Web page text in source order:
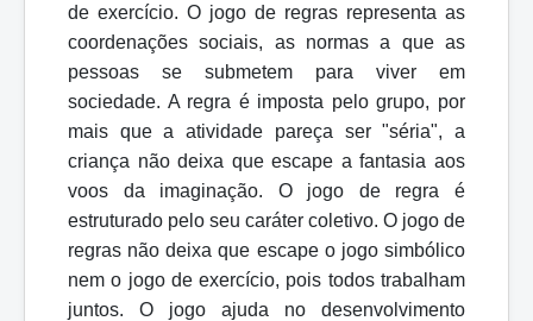
de exercício. O jogo de regras representa as
coordenações sociais, as normas a que as
pessoas se submetem para viver em
sociedade. A regra é imposta pelo grupo, por
mais que a atividade pareça ser "séria", a
criança não deixa que escape a fantasia aos
voos da imaginação. O jogo de regra é
estruturado pelo seu caráter coletivo. O jogo de
regras não deixa que escape o jogo simbólico
nem o jogo de exercício, pois todos trabalham
juntos. O jogo ajuda no desenvolvimento